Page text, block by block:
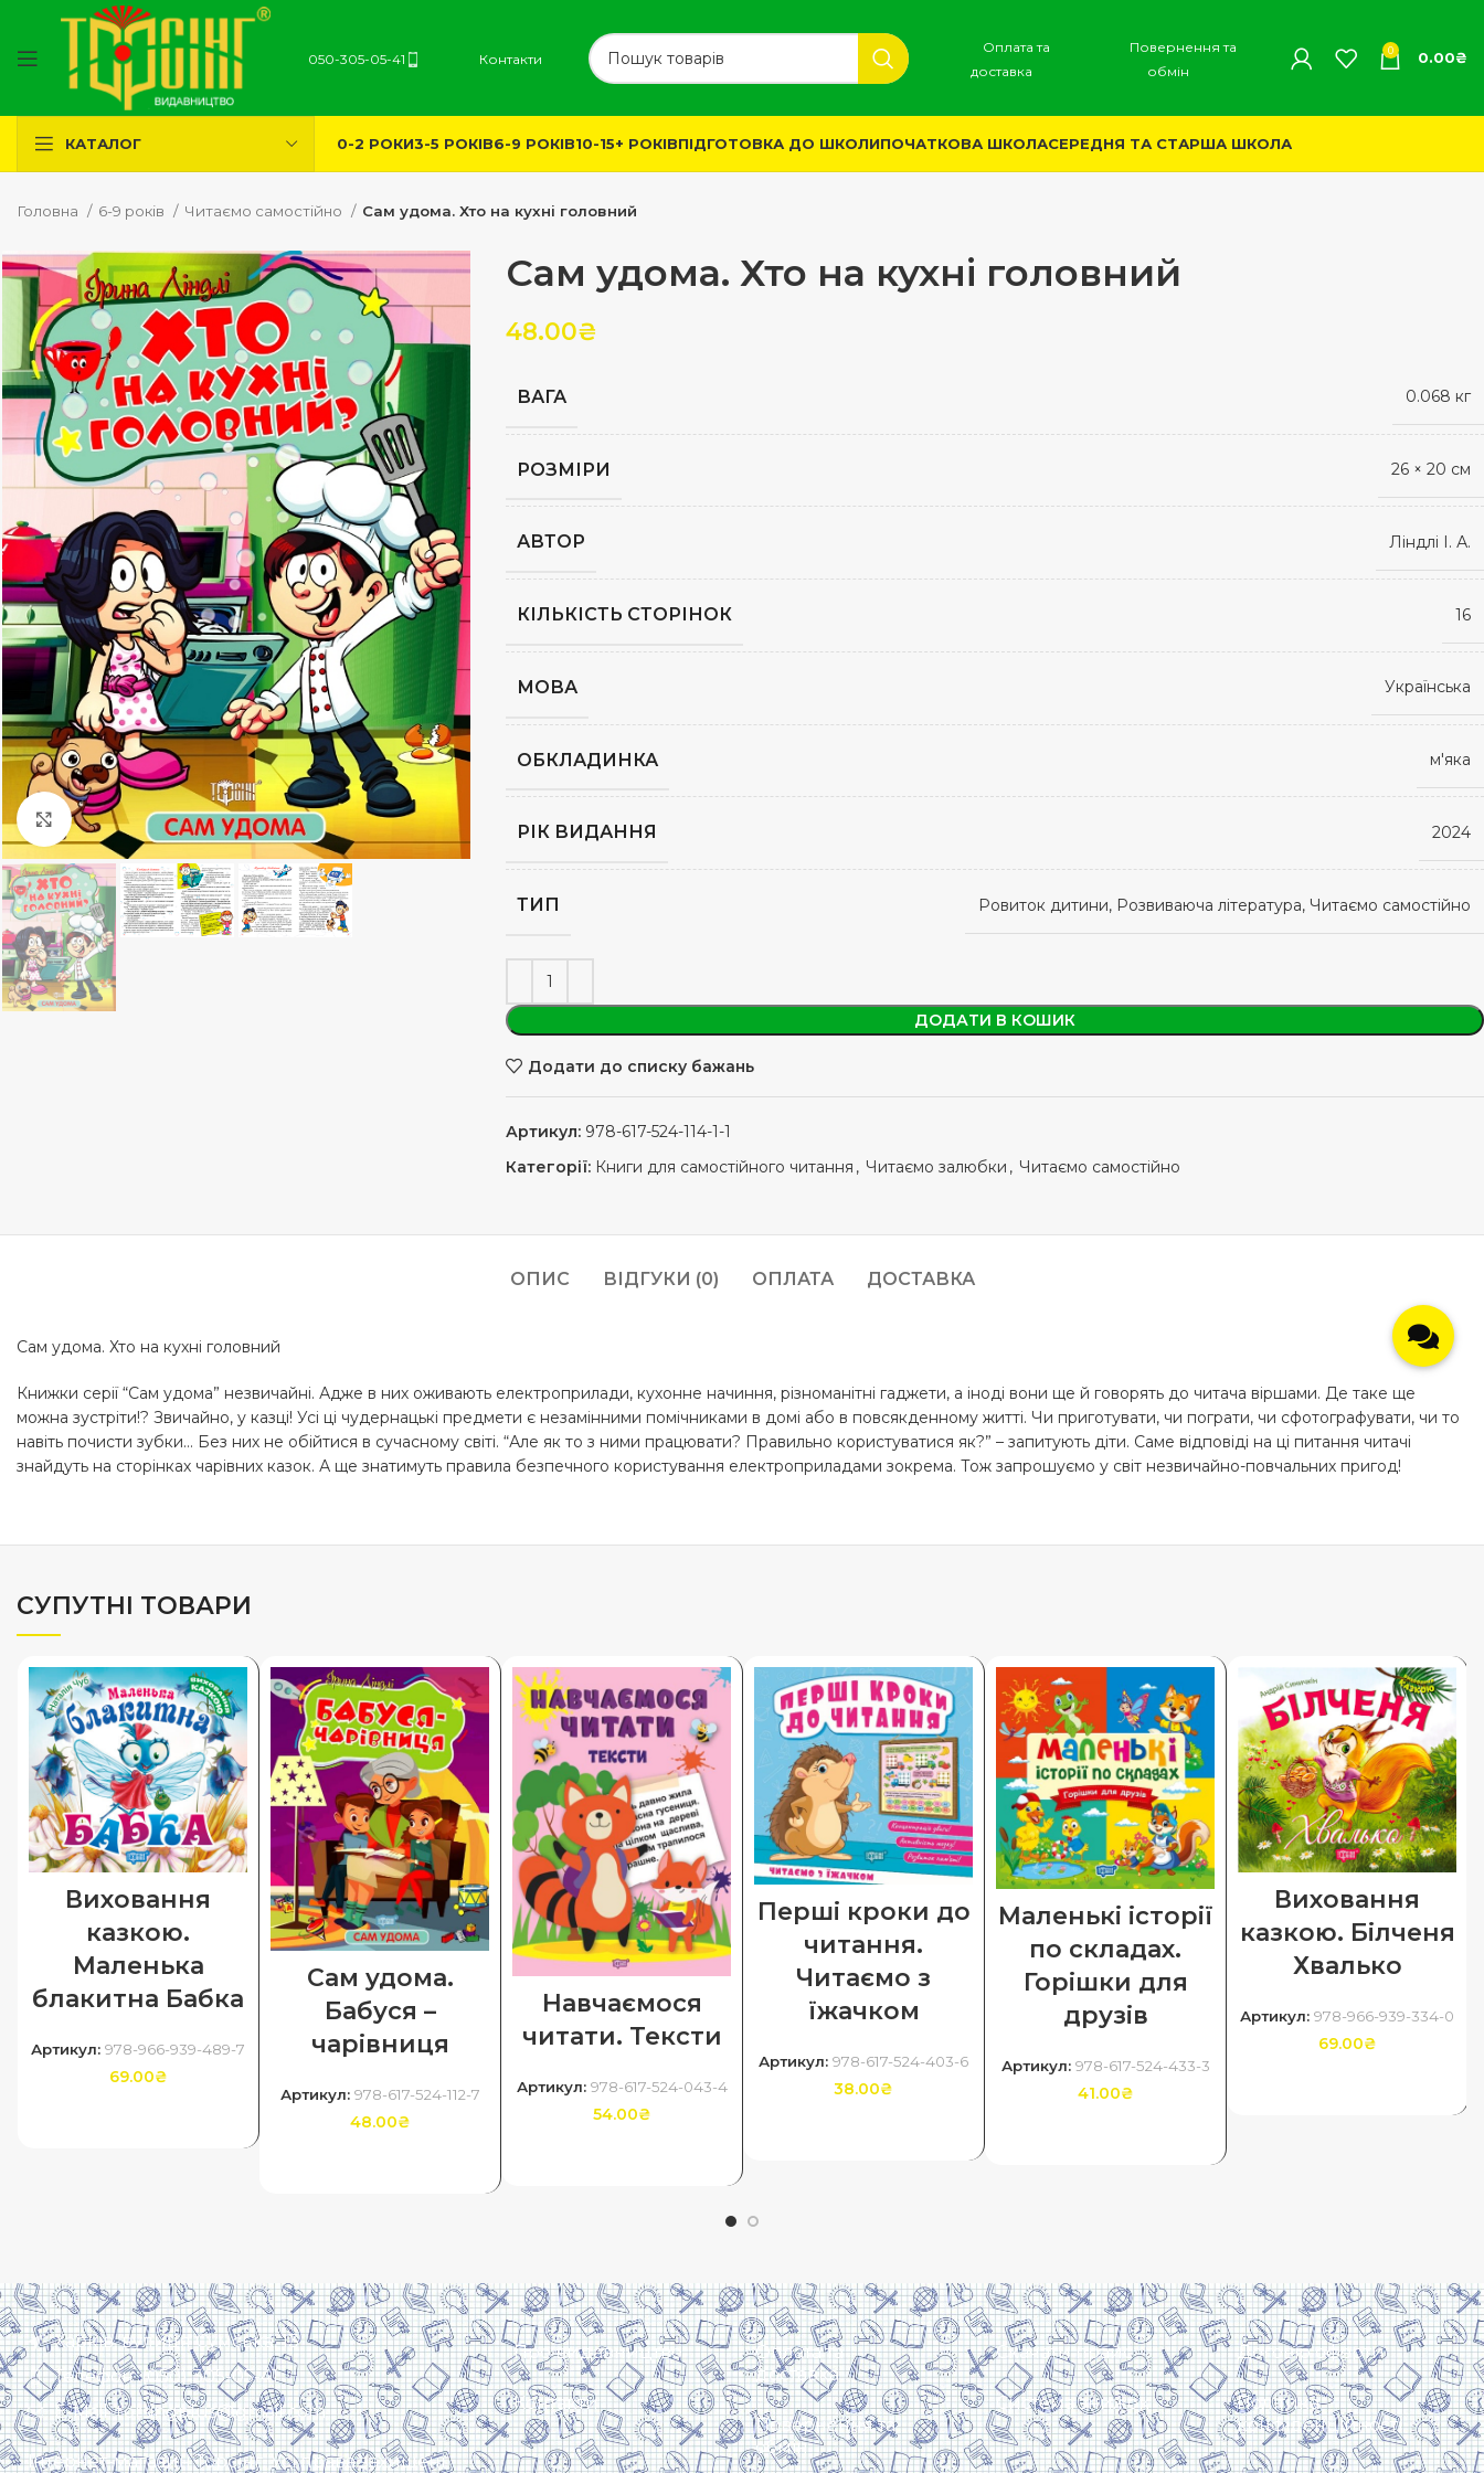
050-305-05-41 Контакти
Оплата та
доставка
Повернення та
обмін
0 0.00₴
КАТАЛОГ 0-2 РОКИ3-5 РОКІВ6-9 РОКІВ10-15+ РОКІВПІДГОТОВКА ДО ШКОЛИПОЧАТКОВА ШКОЛАСЕРЕДНЯ ТА СТАРША ШКОЛА
Головна 6-9 років Читаємо самостійно Сам удома. Хто на кухні головний
Клацніть, щоб збільшити
Сам удома. Хто на кухні головний
48.00₴
ВАГА 0.068 кг
РОЗМІРИ 26 × 20 см
АВТОР Ліндлі І. А.
КІЛЬКІСТЬ СТОРІНОК 16
МОВА Українська
ОБКЛАДИНКА м'яка
РІК ВИДАННЯ 2024
ТИП Ровиток дитини, Розвиваюча література, Читаємо самостійно
ДОДАТИ В КОШИК
Додати до списку бажань
Артикул: 978-617-524-114-1-1
Категорії: Книги для самостійного читання , Читаємо залюбки , Читаємо самостійно
ОПИС ВІДГУКИ (0) ОПЛАТА ДОСТАВКА
Сам удома. Хто на кухні головний
Книжки серії “Сам удома” незвичайні. Адже в них оживають електроприлади, кухонне начиння, різноманітні гаджети, а іноді вони ще й говорять до читача віршами. Де таке ще
можна зустріти!? Звичайно, у казці! Усі ці чудернацькі предмети є незамінними помічниками в домі або в повсякденному житті. Чи приготувати, чи пограти, чи сфотографувати, чи то
навіть почисти зубки… Без них не обійтися в сучасному світі. “Але як то з ними працювати? Правильно користуватися як?” – запитують діти. Саме відповіді на ці питання читачі
знайдуть на сторінках чарівних казок. А ще знатимуть правила безпечного користування електроприладами зокрема. Тож запрошуємо у світ незвичайно-повчальних пригод!
СУПУТНІ ТОВАРИ
Виховання
казкою.
Маленька
блакитна Бабка
Артикул: 978-966-939-489-7
69.00₴
Сам удома.
Бабуся –
чарівниця
Артикул: 978-617-524-112-7
48.00₴
Навчаємося
читати. Тексти
Артикул: 978-617-524-043-4
54.00₴
Перші кроки до
читання.
Читаємо з
їжачком
Артикул: 978-617-524-403-6
38.00₴
Маленькі історії
по складах.
Горішки для
друзів
Артикул: 978-617-524-433-3
41.00₴
Виховання
казкою. Білченя
Хвалько
Артикул: 978-966-939-334-0
69.00₴
Харків, вулиця Сумська, 13
Телефон: (050) 305-05-41
E-Mail: torsingplus@gmail.com
Інтернет-магазин Торсінг. Усі права захищені
Про видавництво
Контакти
Оплата та
доставка
Повернення та
обмін
Скачати прайс
Система знижок
Договір оферти
Політика
конфіденційності